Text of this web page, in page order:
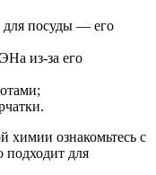
для посуды — его
из-за его
химии ознакомьтесь с
подходит для